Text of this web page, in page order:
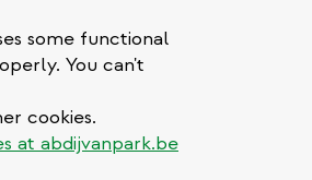
some functional
You can't
cookies.
at abdijvanpark.be